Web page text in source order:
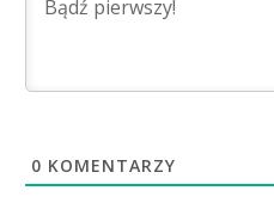
0 KOMENTARZY